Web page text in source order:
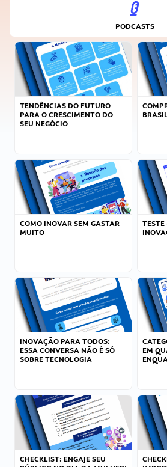
PODCASTS
TENDÊNCIAS DO FUTURO
PARA O CRESCIMENTO DO
SEU NEGÓCIO
COMO INOVAR SEM GASTAR
MUITO
INOVAÇÃO PARA TODOS:
ESSA CONVERSA NÃO É SÓ
SOBRE TECNOLOGIA
EM
CHECKLIST: ENGAJE SEU